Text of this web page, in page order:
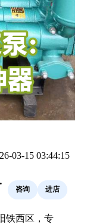
03-15 03:44:15
咨询 进店
铁西区，专